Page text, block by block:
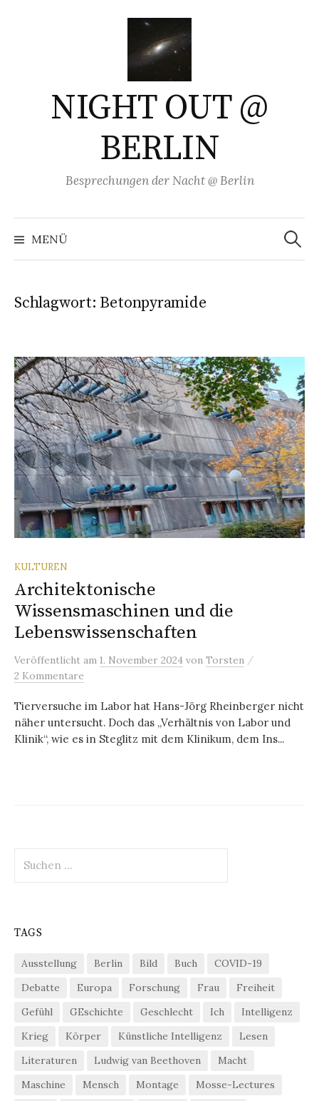
NIGHT OUT @
BERLIN
Besprechungen der Nacht @ Berlin
MENÜ
Suchen
nach:
Schlagwort: Betonpyramide
KULTUREN
Architektonische
Wissensmaschinen und die
Lebenswissenschaften
Veröffentlicht am 1. November 2024 von Torsten /
2 Kommentare
Tierversuche im Labor hat Hans-Jörg Rheinberger nicht
näher untersucht. Doch das „Verhältnis von Labor und
Klinik“, wie es in Steglitz mit dem Klinikum, dem Ins...
nach:
TAGS
Ausstellung Berlin Bild Buch
COVID-19
Debatte
Europa Forschung Frau
Freiheit
Gefühl
GEschichte Geschlecht Ich
Intelligenz
Krieg
Körper Künstliche Intelligenz
Lesen
Literaturen
Ludwig van Beethoven
Macht
Maschine
Mensch Montage
Mosse-Lectures